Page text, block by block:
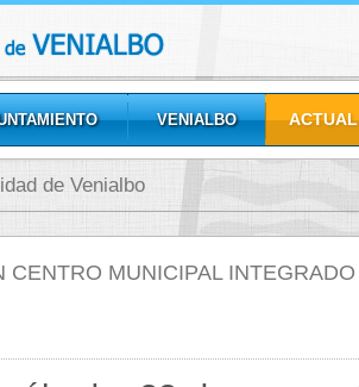
VENIALBO
de Venialbo
CENTRO MUNICIPAL